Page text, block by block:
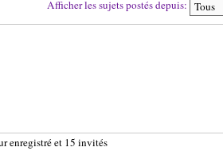
Afficher les sujets postés depuis:
enregistré et 15 invités